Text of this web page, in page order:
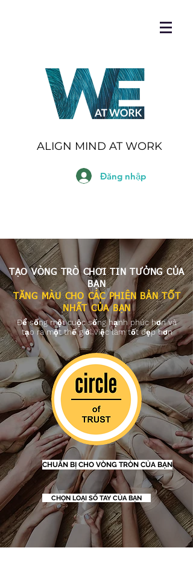
ALIGN MIND AT WORK
Đăng nhập
TẠO VÒNG TRÒ CHƠI TIN TƯỞNG CỦA
BẠN
TĂNG MÀU CHO CÁC PHIÊN BẢN TỐT
NHẤT CỦA BẠN
Để sống một cuộc sống hạnh phúc hơn và
tạo ra một thế giới việc làm tốt đẹp hơn
CHUẨN BỊ CHO VÒNG TRÒN CỦA BẠN
CHỌN LOẠI SỔ TAY CỦA BẠN